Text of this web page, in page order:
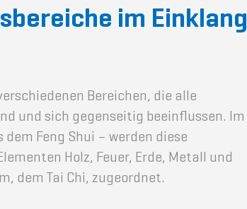
im Einklang
Bereichen, die alle
und sich gegenseitig beeinflussen. Im
Feng Shui – werden diese
Holz, Feuer, Erde, Metall und
dem Tai Chi, zugeordnet.